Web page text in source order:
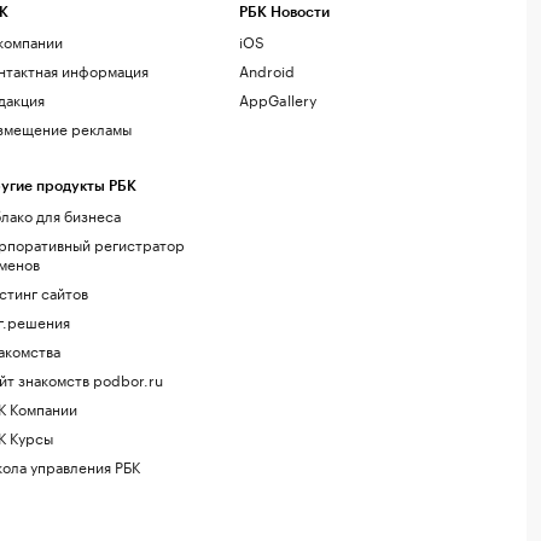
информация
рекламы
продукты РБК
для бизнеса
регистратор
сайтов
знакомств podbor.ru
Компании
Курсы
управления РБК
РБК Новости
iOS
Android
AppGallery